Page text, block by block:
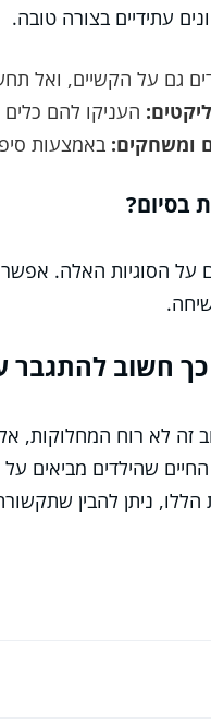
עתידיים בצורה טובה.
גם על הקשיים, ואל
העניקו להם
ומשחקים: באמצעות
בסיום?
על הסוגיות האלה.
כך חשוב להתגבר
זה לא רוח המחלוקות,
שהילדים מביאים
ניתן להבין